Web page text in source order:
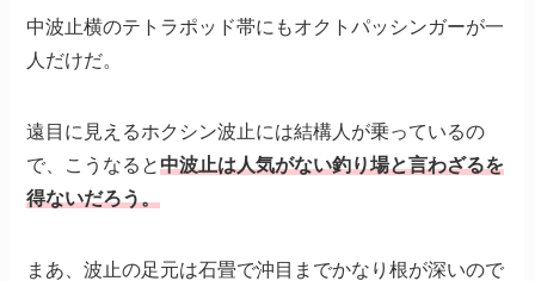
中波止横のテトラポッド帯にもオクトパッシンガーが一
人だけだ。
遠目に見えるホクシン波止には結構人が乗っているの
で、こうなると中波止は人気がない釣り場と言わざるを
得ないだろう。
まあ、波止の足元は石畳で沖目までかなり根が深いので